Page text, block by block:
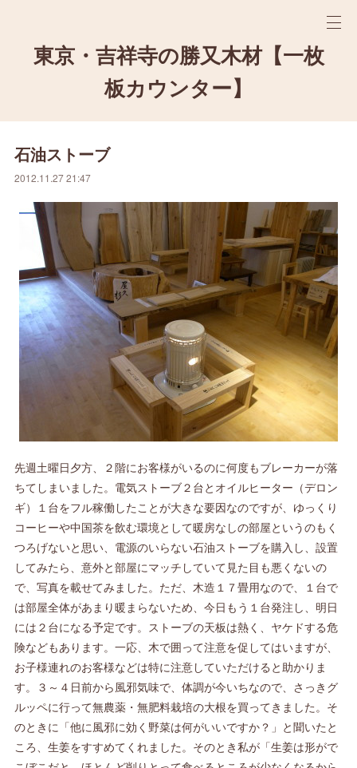
東京・吉祥寺の勝又木材【一枚
板カウンター】
石油ストーブ
2012.11.27 21:47
先週土曜日夕方、２階にお客様がいるのに何度もブレーカーが落
ちてしまいました。電気ストーブ２台とオイルヒーター（デロン
ギ）１台をフル稼働したことが大きな要因なのですが、ゆっくり
コーヒーや中国茶を飲む環境として暖房なしの部屋というのもく
つろげないと思い、電源のいらない石油ストーブを購入し、設置
してみたら、意外と部屋にマッチしていて見た目も悪くないの
で、写真を載せてみました。ただ、木造１７畳用なので、１台で
は部屋全体があまり暖まらないため、今日もう１台発注し、明日
には２台になる予定です。ストーブの天板は熱く、ヤケドする危
険などもあります。一応、木で囲って注意を促してはいますが、
お子様連れのお客様などは特に注意していただけると助かりま
す。３～４日前から風邪気味で、体調が今いちなので、さっきグ
ルッペに行って無農薬・無肥料栽培の大根を買ってきました。そ
のときに「他に風邪に効く野菜は何がいいですか？」と聞いたと
ころ、生姜をすすめてくれました。そのとき私が「生姜は形がで